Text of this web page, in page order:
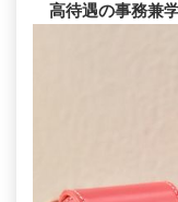
高待遇の事務兼